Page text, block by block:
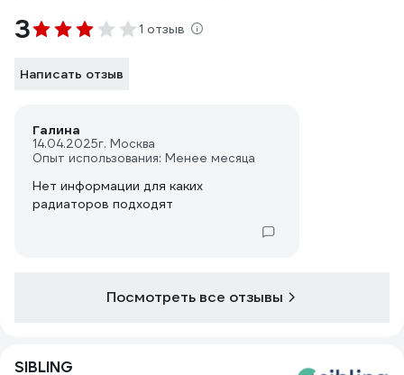
3 1 отзыв
Написать отзыв
Галина
14.04.2025г. Москва
Опыт использования: Менее месяца
Нет информации для каких
радиаторов подходят
Посмотреть все отзывы
SIBLING